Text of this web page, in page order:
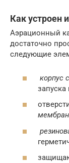
Как устроен
Аэрационный
достаточно
следующие
корпус